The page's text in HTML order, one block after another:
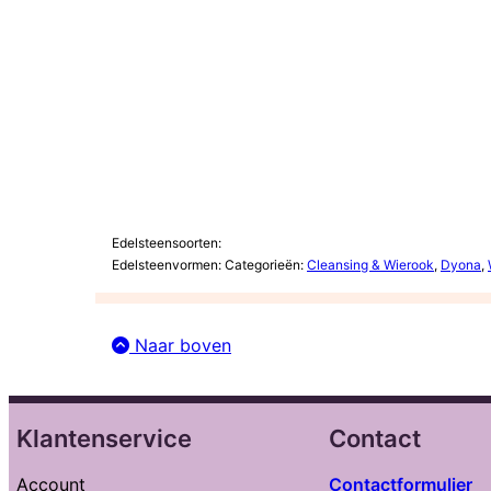
Edelsteensoorten:
Edelsteenvormen: Categorieën: Cleansing & Wierook, Dyona,
Naar boven
Klantenservice
Account
Contact
Contactformulier